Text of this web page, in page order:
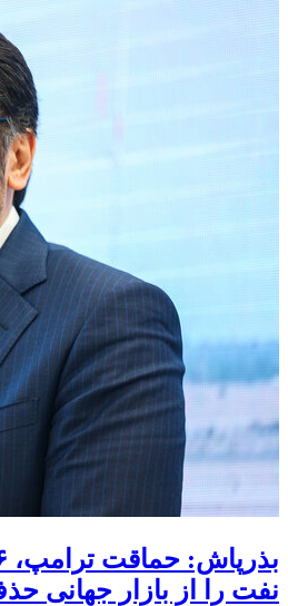
نفت را از بازار جهانی